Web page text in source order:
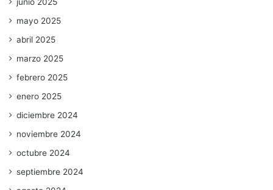
junio 2025
mayo 2025
abril 2025
marzo 2025
febrero 2025
enero 2025
diciembre 2024
noviembre 2024
octubre 2024
septiembre 2024